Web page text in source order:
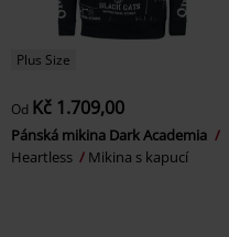
Plus Size
Od Kč 1.709,00
Pánská mikina Dark Academia
Heartless
Mikina s kapucí